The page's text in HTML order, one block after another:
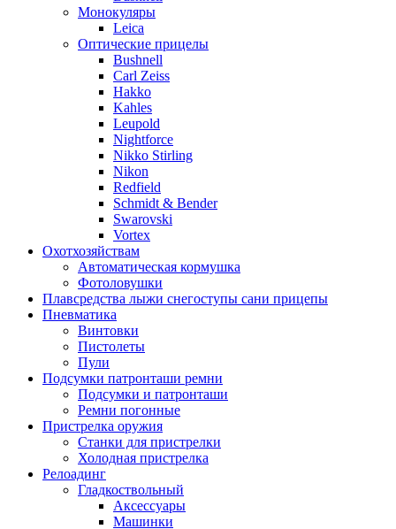
Монокуляры
Leica
Оптические прицелы
Bushnell
Carl Zeiss
Hakko
Kahles
Leupold
Nightforce
Nikko Stirling
Nikon
Redfield
Schmidt & Bender
Swarovski
Vortex
Охотхозяйствам
Автоматическая кормушка
Фотоловушки
Плавсредства лыжи снегоступы сани прицепы
Пневматика
Винтовки
Пистолеты
Пули
Подсумки патронташи ремни
Подсумки и патронташи
Ремни погонные
Пристрелка оружия
Станки для пристрелки
Холодная пристрелка
Релоадинг
Гладкоствольный
Аксессуары
Машинки